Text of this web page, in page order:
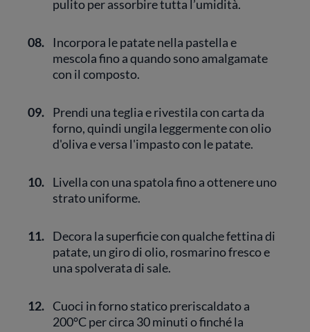
pulito per assorbire tutta l’umidità.
08.
Incorpora le patate nella pastella e
mescola fino a quando sono amalgamate
con il composto.
09. Prendi una teglia e rivestila con carta da
forno, quindi ungila leggermente con olio
d'oliva e versa l'impasto con le patate.
10. Livella con una spatola fino a ottenere uno
strato uniforme.
11. Decora la superficie con qualche fettina di
patate, un giro di olio, rosmarino fresco e
una spolverata di sale.
12. Cuoci in forno statico preriscaldato a
200°C per circa 30 minuti o finché la